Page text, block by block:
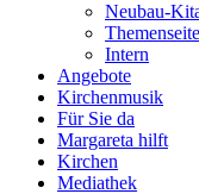
Neubau-
Intern
Angebote
Kirchenmusik
Für Sie da
Margareta hilft
Kirchen
Mediathek